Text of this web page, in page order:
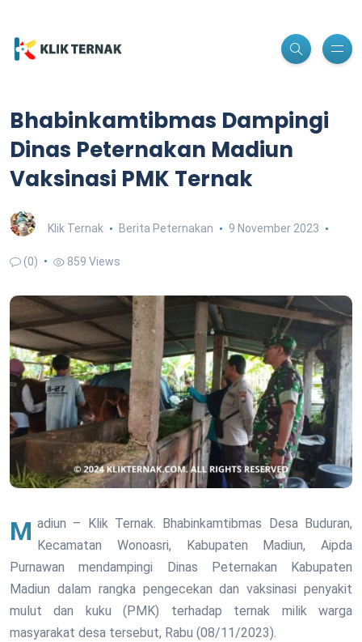
Bhabinkamtibmas Dampingi
Dinas Peternakan Madiun
Vaksinasi PMK Ternak
Klik Ternak Berita Peternakan 9 November 2023
(0) 859 Views
Madiun – Klik Ternak. Bhabinkamtibmas Desa Buduran, Kecamatan Wonoasri, Kabupaten Madiun, Aipda
Purnawan mendampingi Dinas Peternakan Kabupaten
Madiun dalam rangka pengecekan dan vaksinasi penyakit
mulut dan kuku (PMK) terhadap ternak milik warga
masyarakat desa tersebut, Rabu (08/11/2023).